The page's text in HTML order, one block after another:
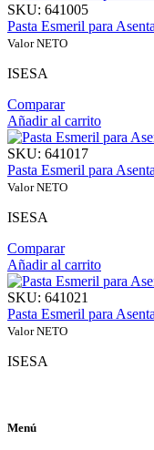
SKU: 641005
Pasta Esmeril para
Valor NETO
ISESA
Comparar
Añadir al carrito
SKU: 641017
Pasta Esmeril para
Valor NETO
ISESA
Comparar
Añadir al carrito
SKU: 641021
Pasta Esmeril para
Valor NETO
ISESA
Menú